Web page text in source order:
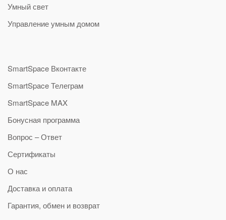
Умный свет
Управление умным домом
SmartSpace Вконтакте
SmartSpace Телеграм
SmartSpace MAX
Бонусная программа
Вопрос – Ответ
Сертификаты
О нас
Доставка и оплата
Гарантия, обмен и возврат